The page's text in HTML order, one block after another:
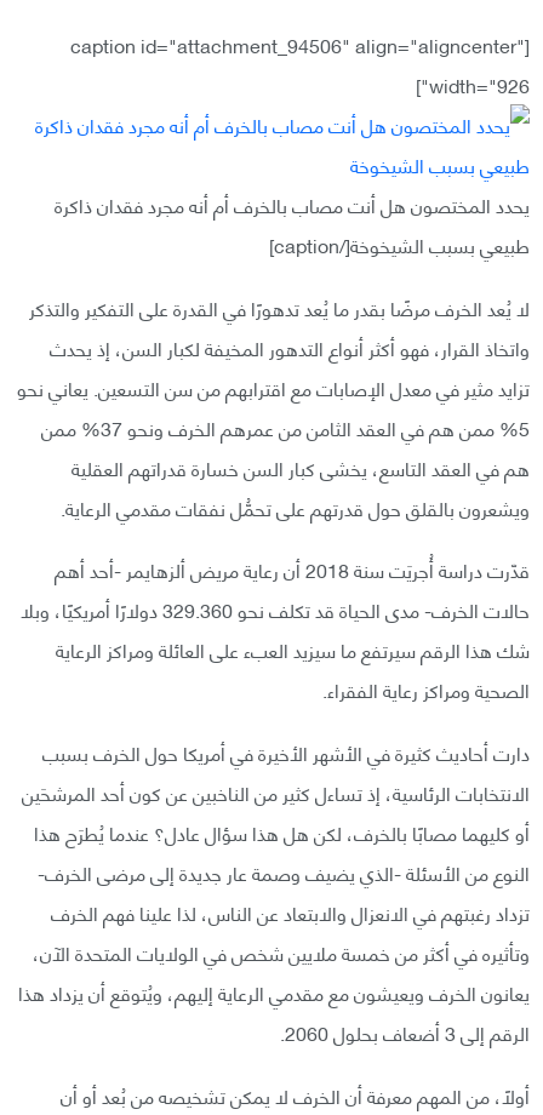
[caption id="attachment_94506" align="aligncenter"
width="926"]
يحدد المختصون هل أنت مصاب بالخرف أم أنه مجرد فقدان ذاكرة
طبيعي بسبب الشيخوخة[/caption]
لا يُعد الخرف مرضًا بقدر ما يُعد تدهورًا في القدرة على التفكير والتذكر
واتخاذ القرار، فهو أكثر أنواع التدهور المخيفة لكبار السن، إذ يحدث
تزايد مثير في معدل الإصابات مع اقترابهم من سن التسعين. يعاني نحو
5% ممن هم في العقد الثامن من عمرهم الخرف ونحو 37% ممن
هم في العقد التاسع، يخشى كبار السن خسارة قدراتهم العقلية
ويشعرون بالقلق حول قدرتهم على تحمُّل نفقات مقدمي الرعاية.
قدّرت دراسة أُجريَت سنة 2018 أن رعاية مريض ألزهايمر -أحد أهم
حالات الخرف- مدى الحياة قد تكلف نحو 329.360 دولارًا أمريكيًا، وبلا
شك هذا الرقم سيرتفع ما سيزيد العبء على العائلة ومراكز الرعاية
الصحية ومراكز رعاية الفقراء.
دارت أحاديث كثيرة في الأشهر الأخيرة في أمريكا حول الخرف بسبب
الانتخابات الرئاسية، إذ تساءل كثير من الناخبين عن كون أحد المرشحَين
أو كليهما مصابًا بالخرف، لكن هل هذا سؤال عادل؟ عندما يُطرَح هذا
النوع من الأسئلة -الذي يضيف وصمة عار جديدة إلى مرضى الخرف-
تزداد رغبتهم في الانعزال والابتعاد عن الناس، لذا علينا فهم الخرف
وتأثيره في أكثر من خمسة ملايين شخص في الولايات المتحدة الآن،
يعانون الخرف ويعيشون مع مقدمي الرعاية إليهم، ويُتوقع أن يزداد هذا
الرقم إلى 3 أضعاف بحلول 2060.
أولًا، من المهم معرفة أن الخرف لا يمكن تشخيصه من بُعد أو أن